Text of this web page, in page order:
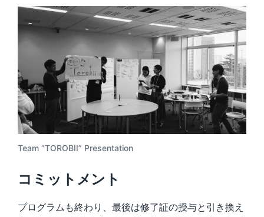
Team “TOROBII” Presentation
コミットメント
プログラムも終わり、最後は修了証の授与と引き換え